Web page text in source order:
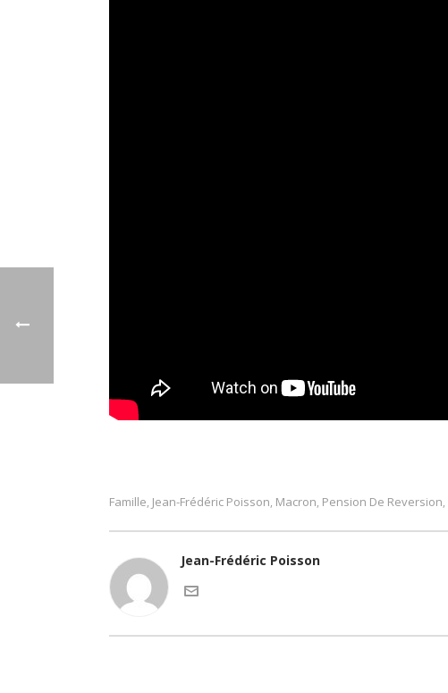
Famille, Jean-Frédéric Poisson, Macron, Pension De Reversion,
Jean-Frédéric Poisson